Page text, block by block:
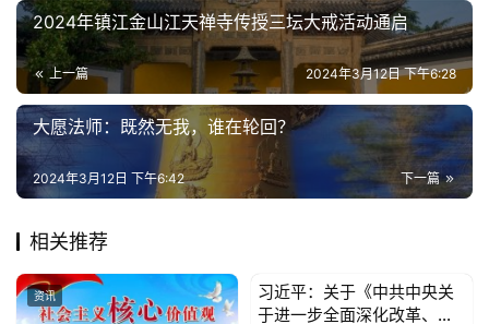
录
佛
教
艺
术
策
规
2024年镇江金山江天禅寺传授三坛大戒活动通启
上一篇 2024年3月12日 下午6:28
大愿法师：既然无我，谁在轮回？
下一篇
2024年3月12日 下午6:42
相关推荐
资讯 资讯
习近平：关于《中共中央关
于进一步全面深化改革、推